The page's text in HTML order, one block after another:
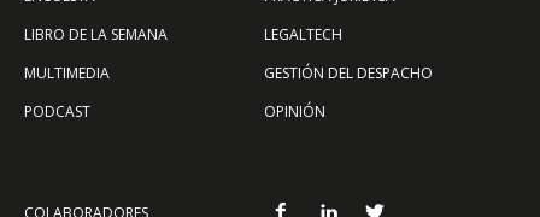
LIBRO DE LA SEMANA
MULTIMEDIA
PODCAST
LEGALTECH
GESTIÓN DEL DESPACHO
OPINIÓN